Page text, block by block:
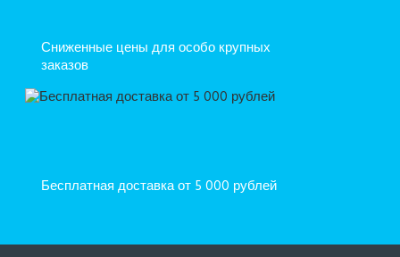
Сниженные цены для особо крупных
заказов
Бесплатная доставка от 5 000 рублей